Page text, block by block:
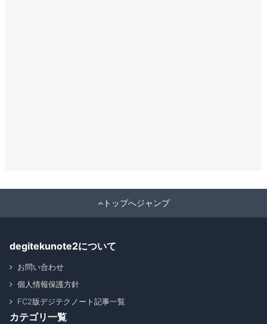
トップへジャンプ
degitekunote2について
お問い合わせ
個人情報保護方針
FC2版デジテクノート記事一覧
カテゴリ一覧